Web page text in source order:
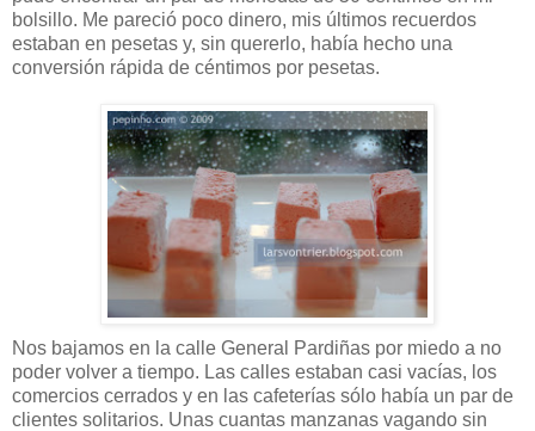
bolsillo. Me pareció poco dinero, mis últimos recuerdos
estaban en pesetas y, sin quererlo, había hecho una
conversión rápida de céntimos por pesetas.
Nos bajamos en la calle General Pardiñas por miedo a no
poder volver a tiempo. Las calles estaban casi vacías, los
comercios cerrados y en las cafeterías sólo había un par de
clientes solitarios. Unas cuantas manzanas vagando sin